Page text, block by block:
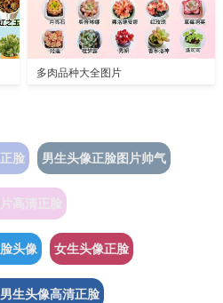
多肉品种大全图片
脸 男生头像正脸图片帅气
高清正脸
头像 女生头像正脸
生头像高清正脸